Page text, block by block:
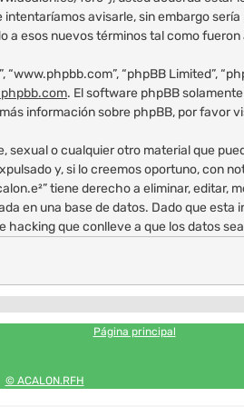
avisarle, sin embargo
a esos nuevos términos tal como
“phpBB Limited”,
. El software phpBB
información sobre phpBB, por favor
o cualquier otro material que
y, si lo creemos oportuno, con
tiene derecho a eliminar,
en una base de datos. Dado que
hacking que conlleve a que los datos
Página principal
© ACALON.RFH